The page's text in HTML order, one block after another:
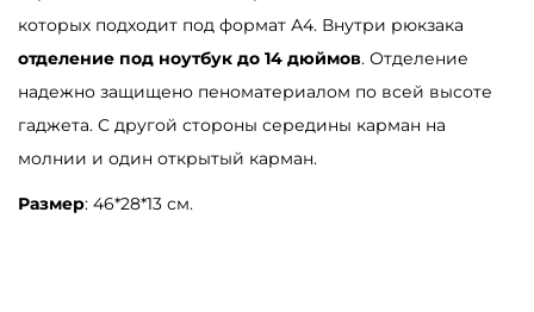
которых подходит под формат А4. Внутри рюкзака
отделение под ноутбук до 14 дюймов. Отделение
надежно защищено пеноматериалом по всей высоте
гаджета. С другой стороны середины карман на
молнии и один открытый карман.
Размер: 46*28*13 см.